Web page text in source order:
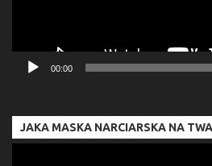
00:00
JAKA MASKA NARCIARSKA NA